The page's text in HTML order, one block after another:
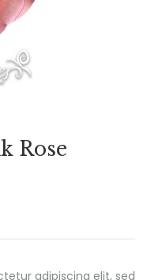
Rose
adipiscing elit, sed